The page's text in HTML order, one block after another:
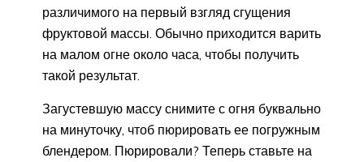
различимого на первый взгляд сгущения
фруктовой массы. Обычно приходится варить
на малом огне около часа, чтобы получить
такой результат.
Загустевшую массу снимите с огня буквально
на минуточку, чтоб пюрировать ее погружным
блендером. Пюрировали? Теперь ставьте на